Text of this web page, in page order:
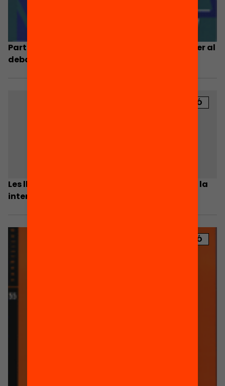
Participació i sistema electoral: propostes per al
debat
PUBLICACIÓ
Les llengües en l’educació: el plurilingüisme i la
internacionalització
PUBLICACIÓ